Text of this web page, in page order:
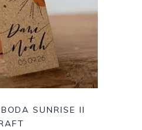
SUNRISE II